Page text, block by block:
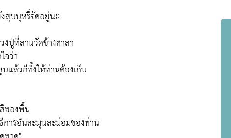
สูบบุหรี่จัดอยู่นะ
ปู่ที่ลานวัดข้างศาลา
จว่า
บแล้วก็ทิ้งให้ท่านต้องเก็บ
ของพื้น
การอันละมุนละม่อมของท่าน